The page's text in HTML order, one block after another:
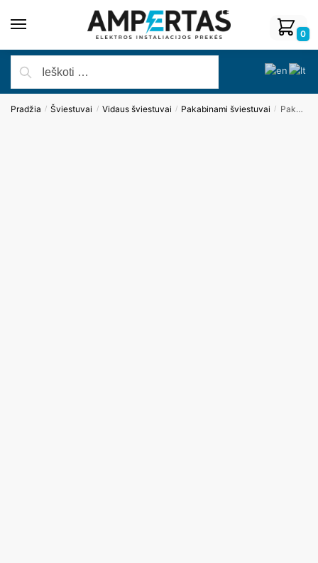
0
Pradžia / Šviestuvai / Vidaus šviestuvai / Pakabinami šviestuvai / Pakabinamas šviestuvas MONACOP9 P0259